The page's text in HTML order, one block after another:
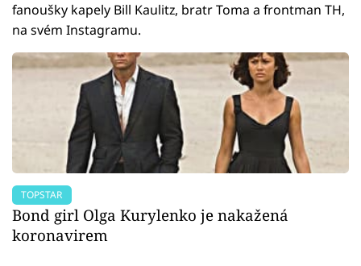
fanoušky kapely Bill Kaulitz, bratr Toma a frontman TH,
na svém Instagramu.
TOPSTAR
Bond girl Olga Kurylenko je nakažená
koronavirem